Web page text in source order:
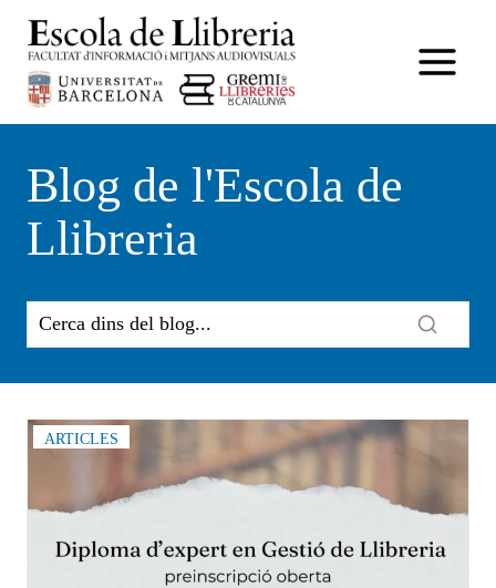
contingut
Blog de l'Escola de
Llibreria
ARTICLES